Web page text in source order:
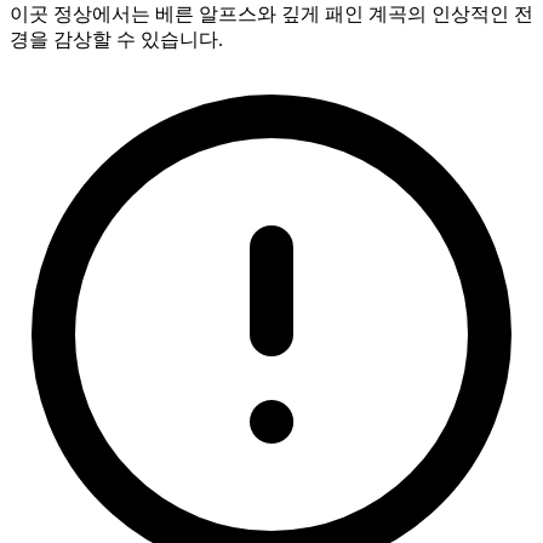
이곳 정상에서는 베른 알프스와 깊게 패인 계곡의 인상적인 전
경을 감상할 수 있습니다.